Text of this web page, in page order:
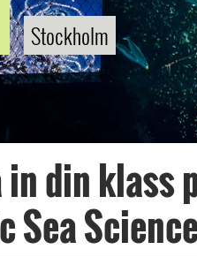
Stockholm
in din klass
Sea